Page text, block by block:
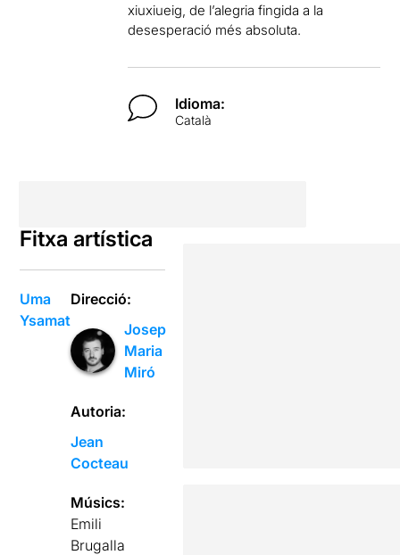
xiuxiueig, de l’alegria fingida a la
desesperació més absoluta.
Idioma:
Català
Fitxa artística
Uma
Ysamat
Direcció:
Josep
Maria
Miró
Autoria:
Jean
Cocteau
Músics:
Emili
Brugalla